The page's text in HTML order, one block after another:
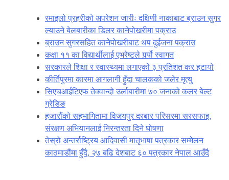
रमाइलो प्रहरीको अपरेशन जारीः दक्षिणी नाकाबाट ब्राउन सुगर
ल्याउने बेलबारीका डिलर कानेपोखरीमा पक्राउ
ब्राउन सुगरसहित कानेपोखरीबाट थप दुईजना पक्राउ
कक्षा ११ का विद्यार्थीलाई एभरेष्टले गर्र्यो स्वागत
सरकारले शिक्षा र स्वास्थ्यमा लगाएको ३ प्रतिशत कर हटायो
कीर्तिपुरमा कारमा आगलागी हुँदा चालकको जलेर मृत्यु
सिएचआईटिएफ तेक्वान्दो उर्लाबारीमा ७० जनाको कलर बेल्ट
ग्रेडिङ
हजारौंको सहभागितामा विजयपुर दरबार परिसरमा सरसफाइ,
संरक्षण अभियानलाई निरन्तरता दिने घोषणा
तेस्रो अन्तर्राष्ट्रिय आदिवासी मातृभाषा पत्रकार सम्मेलन
काठमाडौंमा हुँदै, २७ बढि देशबाट ६० पत्रकार नेपाल आउँदै